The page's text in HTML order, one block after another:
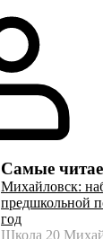
Самые
Михайловск:
предшкольной
год
Школа 20